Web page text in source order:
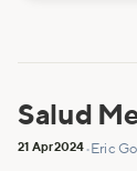
Salud
21 Apr2024• Eric